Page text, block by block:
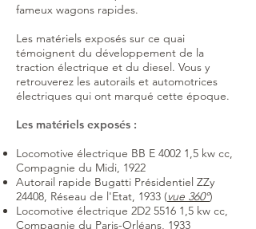
fameux wagons rapides.
Les matériels exposés sur ce quai
témoignent du développement de la
traction électrique et du diesel. Vous y
retrouverez les autorails et automotrices
électriques qui ont marqué cette époque.
Les matériels exposés :
Locomotive électrique BB E 4002 1,5 kw cc,
Compagnie du Midi, 1922
Autorail rapide Bugatti Présidentiel ZZy
24408, Réseau de l'Etat, 1933 (vue 360°)
Locomotive électrique 2D2 5516 1,5 kw cc,
Compagnie du Paris-Orléans, 1933